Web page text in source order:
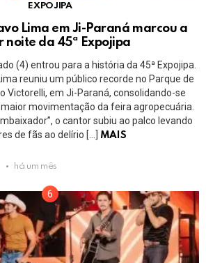
EXPOJIPA
Lima em Ji-Paraná marcou a
noite da 45ª Expojipa
(4) entrou para a história da 45ª Expojipa.
reuniu um público recorde no Parque de
Victorelli, em Ji-Paraná, consolidando-se
movimentação da feira agropecuária.
o cantor subiu ao palco levando
de fãs ao delírio […]
MAIS
há um mês